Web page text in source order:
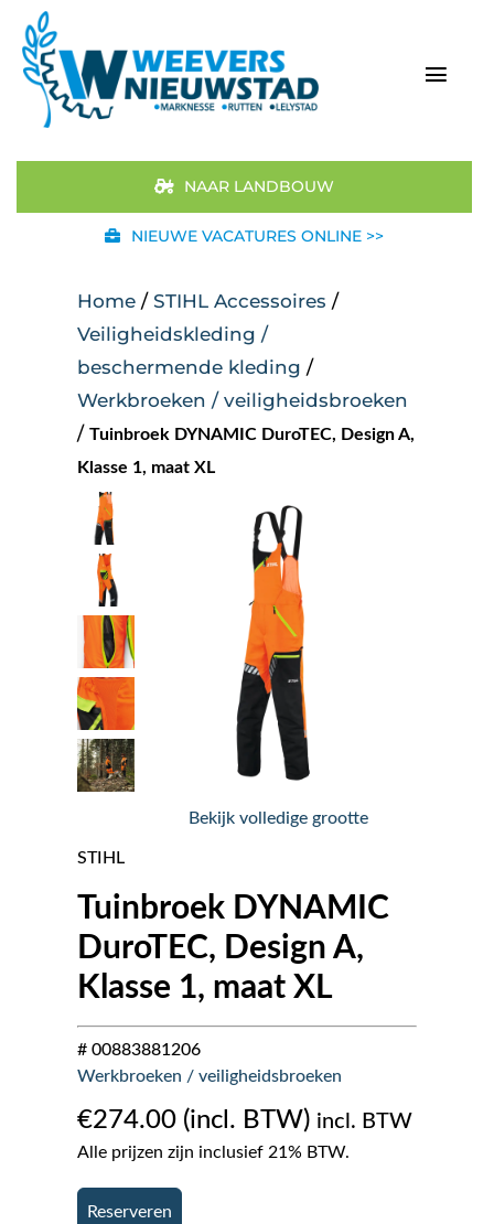
naar
inhoud
Aanbod
STIHL
Occasions
Werkplaats
Nieuws
Over ons
Vacatures
Tuin & Park Contact
NAAR LANDBOUW
NIEUWE VACATURES ONLINE >>
Home / STIHL Accessoires /
Veiligheidskleding /
beschermende kleding /
Werkbroeken / veiligheidsbroeken
/ Tuinbroek DYNAMIC DuroTEC, Design A,
Klasse 1, maat XL
Bekijk volledige grootte
STIHL
Tuinbroek DYNAMIC
DuroTEC, Design A,
Klasse 1, maat XL
# 00883881206
Werkbroeken / veiligheidsbroeken
€274.00 incl. BTW
Alle prijzen zijn inclusief 21% BTW.
Reserveren